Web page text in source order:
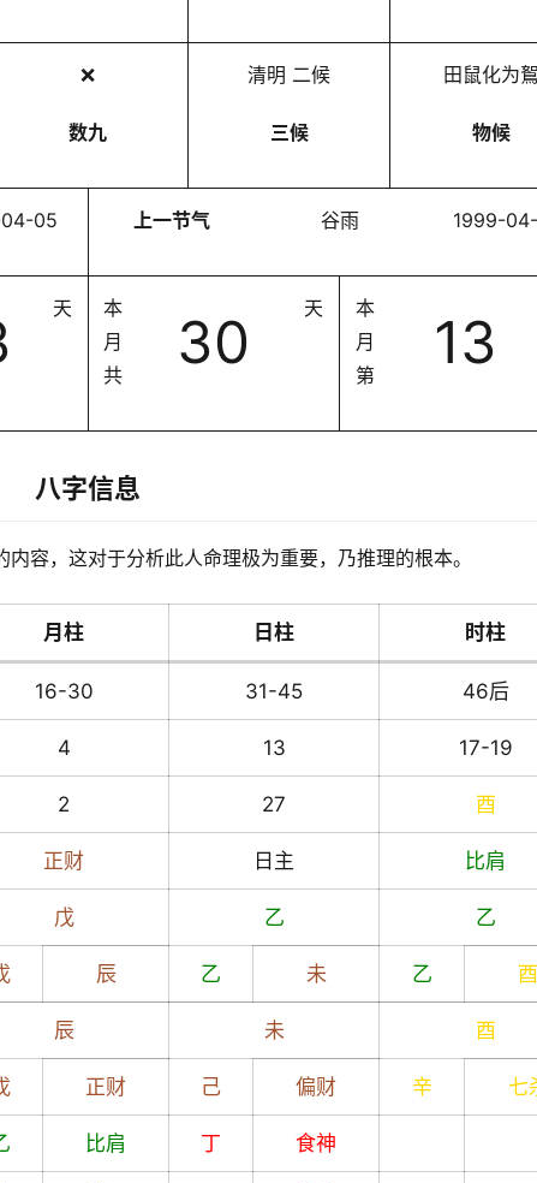
❌
数九
清明 二候
三候
田鼠化为
物候
05 上一节气 谷雨 1999-
天
本
月
共
30 天
本
月
第
13
八字信息
容，这对于分析此人命理极为重要，乃推理的根本。
月柱 日柱 时柱
16-30 31-45 46后
4 13 17-19
2 27 酉
正财 日主 比肩
戊 乙 乙
辰 乙 未 乙 酉
辰 未 酉
正财 己 偏财 辛 七
比肩 丁 食神